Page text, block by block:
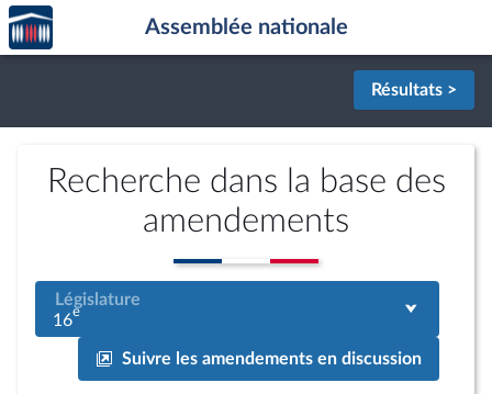
Aller au contenu
Aller en bas de la page
Accèder
à la
page
Assemblée nationale
Résultats >
Recherche dans la base des
amendements
Législature
16e
Suivre les amendements en discussion